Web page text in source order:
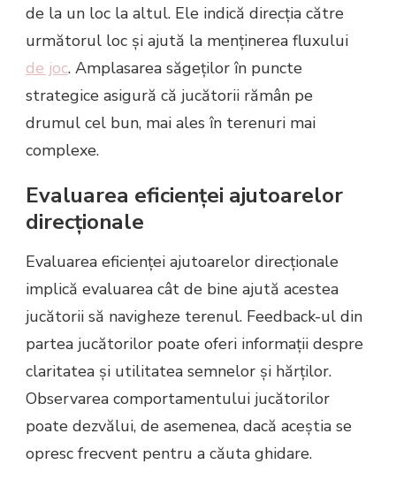
de la un loc la altul. Ele indică direcția către
următorul loc și ajută la menținerea fluxului
de joc. Amplasarea săgeților în puncte
strategice asigură că jucătorii rămân pe
drumul cel bun, mai ales în terenuri mai
complexe.
Evaluarea eficienței ajutoarelor
direcționale
Evaluarea eficienței ajutoarelor direcționale
implică evaluarea cât de bine ajută acestea
jucătorii să navigheze terenul. Feedback-ul din
partea jucătorilor poate oferi informații despre
claritatea și utilitatea semnelor și hărților.
Observarea comportamentului jucătorilor
poate dezvălui, de asemenea, dacă aceștia se
opresc frecvent pentru a căuta ghidare.